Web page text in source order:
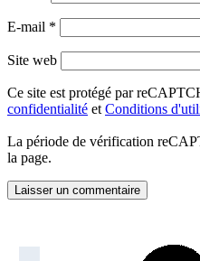
E-mail *
Site web
Ce site est protégé par
confidentialité et Conditions
La période de vérification
la page.